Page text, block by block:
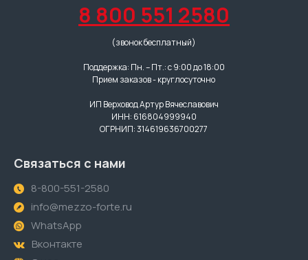
8 800 551 2580
(звонок бесплатный)
Поддержка: Пн. – Пт.: с 9:00 до 18:00
Прием заказов - круглосуточно
ИП Верховод Артур Вячеславович
ИНН: 616804999940
ОГРНИП: 314619636700277
Связаться с нами
8-800-551-2580
info@mezzo-forte.ru
WhatsApp
Вконтакте